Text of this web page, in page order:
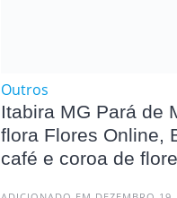
Outros
Itabira MG Pará de
flora Flores Online,
café e coroa de